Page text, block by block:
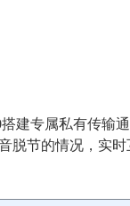
建专属私有传输
脱节的情况，实时